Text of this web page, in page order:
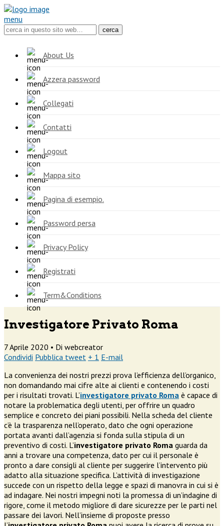
menu
About Us
Azzera password
Collegati
Contatti
Logout
Mappa sito
Pagina di esempio.
Password persa
Privacy Policy
Registrati
Term&Conditions
Investigatore Privato Roma
7 Aprile 2020 • Di webcreator
Condividi Pubblica tweet + 1 E-mail
La convenienza dei nostri prezzi prova l’efficienza dell’organico,
non domandando mai cifre alte ai clienti e contenendo i costi
per i risultati trovati. L’investigatore privato Roma è capace di
notare la problematica degli utenti, per offrire un quadro
semplice e concreto dei piani possibili. Nella scheda del cliente
c’è la trasparenza nell’operato, dato che ogni operazione
portata avanti dall’agenzia si fonda sulla stipula di un
preventivo di costi. L’investigatore privato Roma guarda da
anni a trovare una competenza, dato per cui il personale è
pronto a dare consigli al cliente per suggerire l’intervento più
adatto alla situazione specifica. L’attività di investigazione
succede con un rispetto della legge e spazi di manovra in cui si è
ad indagare. Nei nostri impegni noti la promessa di un’indagine di
rigore, come il metodo migliore di dare sicurezze per le parti nel
passare dei lavori. Nell’insieme di proposte presso